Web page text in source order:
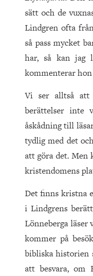
sätt och de
Lindgren ofta
så pass mycket
har, så kan jag
kommenterar hon
Vi ser alltså att
berättelser inte
åskådning till
tydlig med det
att göra det. Men
kristendomens
Det finns kristna
i Lindgrens
Lönneberga
kommer på
bibliska historien
att besvara, om